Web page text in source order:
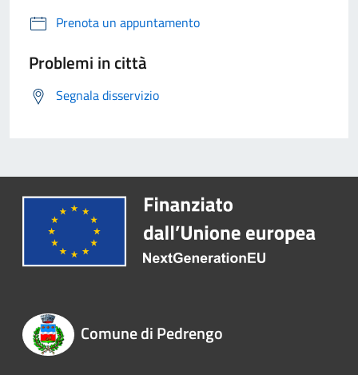
Prenota un appuntamento
Problemi in città
Segnala disservizio
Comune di Pedrengo